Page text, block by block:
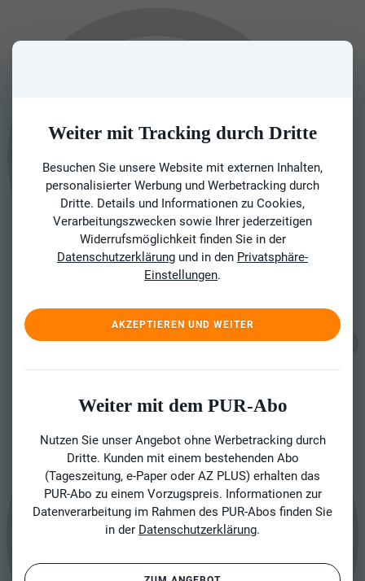
Weiter mit Tracking durch Dritte
Besuchen Sie unsere Website mit externen Inhalten,
personalisierter Werbung und Werbetracking durch
Dritte. Details und Informationen zu Cookies,
Verarbeitungszwecken sowie Ihrer jederzeitigen
Widerrufsmöglichkeit finden Sie in der
Datenschutzerklärung und in den Privatsphäre-
Einstellungen.
AKZEPTIEREN UND WEITER
Weiter mit dem PUR-Abo
Nutzen Sie unser Angebot ohne Werbetracking durch
Dritte. Kunden mit einem bestehenden Abo
(Tageszeitung, e-Paper oder AZ PLUS) erhalten das
PUR-Abo zu einem Vorzugspreis. Informationen zur
Datenverarbeitung im Rahmen des PUR-Abos finden Sie
in der Datenschutzerklärung.